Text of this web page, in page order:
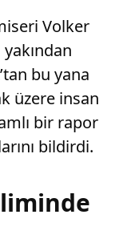
Volker
bu yana
üzere insan
bir rapor
bildirdi.